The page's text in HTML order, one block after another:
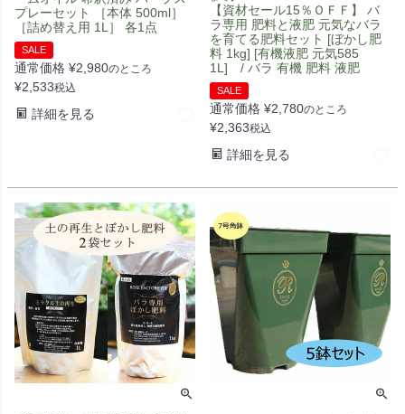
プレーセット ［本体 500ml］
［詰め替え用 1L］ 各1点
SALE
通常価格 ¥2,980のところ
¥2,533税込
詳細を見る
【資材セール15％ＯＦＦ】 バ
ラ専用 肥料と液肥 元気なバラ
を育てる肥料セット [ぼかし肥
料 1kg] [有機液肥 元気585
1L] / バラ 有機 肥料 液肥
SALE
通常価格 ¥2,780のところ
¥2,363税込
詳細を見る